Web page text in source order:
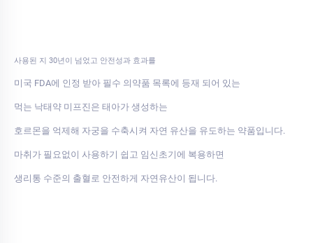
사용된 지 30년이 넘었고 안전성과 효과를
미국 FDA에 인정 받아 필수 의약품 목록에 등재 되어 있는
먹는 낙태약 미프진은 태아가 생성하는
호르몬을 억제해 자궁을 수축시켜 자연 유산을 유도하는 약품입니다.
마취가 필요없이 사용하기 쉽고 임신초기에 복용하면
생리통 수준의 출혈로 안전하게 자연유산이 됩니다.